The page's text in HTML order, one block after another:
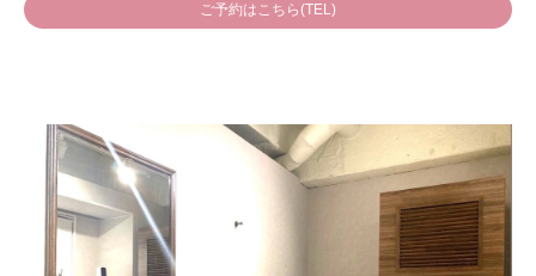
ご予約はこちら(TEL)